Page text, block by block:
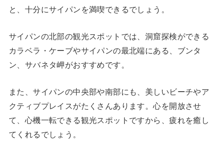
と、十分にサイパンを満喫できるでしょう。
サイパンの北部の観光スポットでは、洞窟探検ができる
カラベラ・ケーブやサイパンの最北端にある、ブンタ
ン、サバネタ岬がおすすめです。
また、サイパンの中央部や南部にも、美しいビーチやア
クティブプレイスがたくさんあります。心を開放させ
て、心機一転できる観光スポットですから、疲れを癒し
てくれるでしょう。